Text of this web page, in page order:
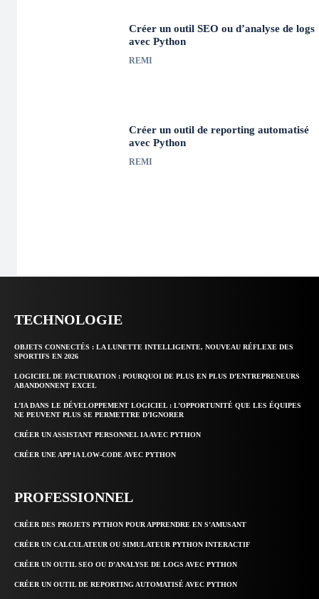
Créer un outil SEO ou d’analyse de logs
avec Python
REMI
Créer un outil de reporting automatisé
avec Python
REMI
TECHNOLOGIE
OBJETS CONNECTÉS : LA LUNETTE INTELLIGENTE, NOUVEAU RÉFLEXE DES
SPORTIFS EN 2026
LOGICIEL DE FACTURATION : POURQUOI DE PLUS EN PLUS D’ENTREPRENEURS
ABANDONNENT EXCEL
L’IA DANS LE DÉVELOPPEMENT LOGICIEL : L’OPPORTUNITÉ QUE LES ÉQUIPES
NE PEUVENT PLUS SE PERMETTRE D’IGNORER
CRÉER UN ASSISTANT PERSONNEL IA AVEC PYTHON
CRÉER UNE APP IA LOW-CODE AVEC PYTHON
PROFESSIONNEL
CRÉER DES PROJETS PYTHON POUR APPRENDRE EN S’AMUSANT
CRÉER UN CALCULATEUR OU SIMULATEUR PYTHON INTERACTIF
CRÉER UN OUTIL SEO OU D’ANALYSE DE LOGS AVEC PYTHON
CRÉER UN OUTIL DE REPORTING AUTOMATISÉ AVEC PYTHON